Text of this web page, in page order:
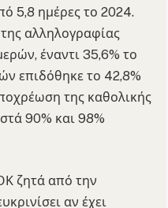
5,8 ημέρες το 2024.
αλληλογραφίας
έναντι 35,6% το
επιδόθηκε το 42,8%
της καθολικής
90% και 98%
ζητά από την
αν έχει